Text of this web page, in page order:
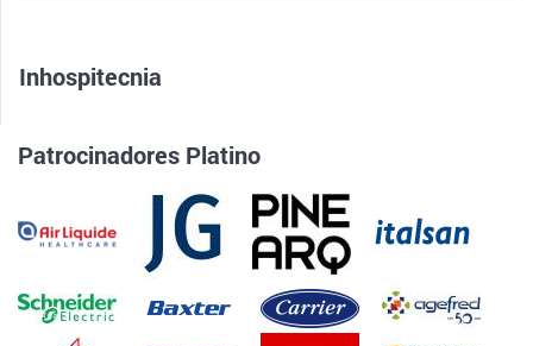
Inhospitecnia
Patrocinadores Platino